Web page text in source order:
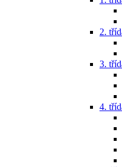
2.
3.
4.